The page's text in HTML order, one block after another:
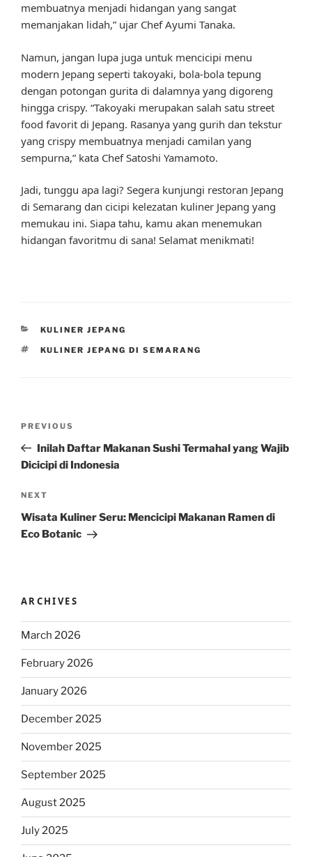
membuatnya menjadi hidangan yang sangat
memanjakan lidah,” ujar Chef Ayumi Tanaka.
Namun, jangan lupa juga untuk mencicipi menu
modern Jepang seperti takoyaki, bola-bola tepung
dengan potongan gurita di dalamnya yang digoreng
hingga crispy. “Takoyaki merupakan salah satu street
food favorit di Jepang. Rasanya yang gurih dan tekstur
yang crispy membuatnya menjadi camilan yang
sempurna,” kata Chef Satoshi Yamamoto.
Jadi, tunggu apa lagi? Segera kunjungi restoran Jepang
di Semarang dan cicipi kelezatan kuliner Jepang yang
memukau ini. Siapa tahu, kamu akan menemukan
hidangan favoritmu di sana! Selamat menikmati!
CATEGORIES
KULINER JEPANG
TAGS
KULINER JEPANG DI SEMARANG
Previous
Post
PREVIOUS
Inilah Daftar Makanan Sushi Termahal yang Wajib
Dicicipi di Indonesia
Next
Post
NEXT
Wisata Kuliner Seru: Mencicipi Makanan Ramen di
Eco Botanic
ARCHIVES
March 2026
February 2026
January 2026
December 2025
November 2025
September 2025
August 2025
July 2025